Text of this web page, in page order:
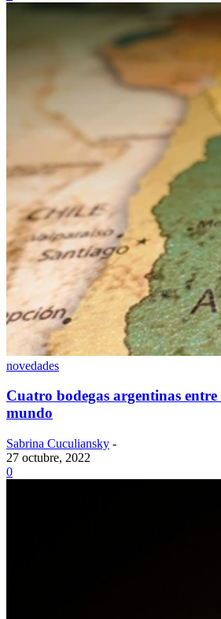
novedades
Cuatro bodegas argentinas entre
mundo
Sabrina Cuculiansky -
27 octubre, 2022
0